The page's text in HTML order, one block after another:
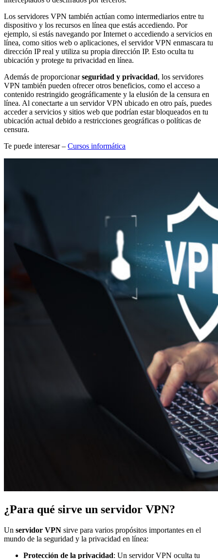
Los servidores VPN también actúan como intermediarios entre tu
dispositivo y los recursos en línea que estás accediendo. Por
ejemplo, si estás navegando por Internet o accediendo a servicios en
línea, como sitios web o aplicaciones, el servidor VPN enmascara tu
dirección IP real y utiliza su propia dirección IP. Esto oculta tu
ubicación y protege tu privacidad en línea.
Además de proporcionarseguridad y privacidad, los servidores
VPN también pueden ofrecer otros beneficios, como el acceso a
contenido restringido geográficamente y la elusión de la censura en
línea. Al conectarte a un servidor VPN ubicado en otro país, puedes
acceder a servicios y sitios web que podrían estar bloqueados en tu
ubicación actual debido a restricciones geográficas o políticas de
censura.
Te puede interesar – Cursos informática
¿Para qué sirve un servidor VPN?
Un servidor VPN sirve para varios propósitos importantes en el
mundo de la seguridad y la privacidad en línea:
Protección de la privacidad: Un servidor VPN oculta tu